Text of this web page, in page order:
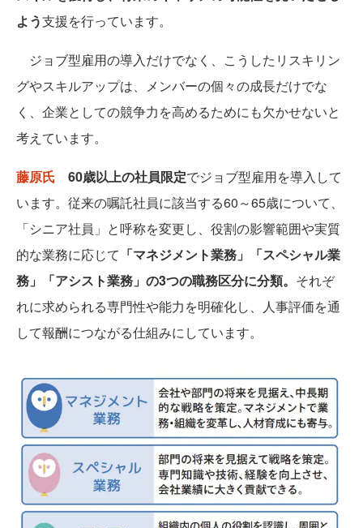
よう支援を行っています。
ジョブ型雇用の導入だけでなく、こうしたリスキリン
グやスキルアップは、メンバーの個々の成長だけでな
く、企業としての競争力を高めるためにも欠かせないと
考えています。
藤原氏 60歳以上の社員限定でジョブ型雇用を導入して
います。従来の嘱託社員に該当する60～65歳について、
「シニア社員」と呼称を変更し、役割の影響範囲や実質
的な業務に応じて 「マネジメント業務」「スペシャル業
務」「アシスト業務」の3つの職務区分に分類。 それぞ
れに求められる専門性や能力を明確化し、人事評価を通
して報酬につながる仕組みにしています。